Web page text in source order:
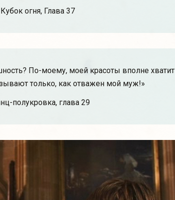
огня, Глава 37
По-моему, моей красоты вполне хватит
только, как отважен мой муж!»
полукровка, глава 29